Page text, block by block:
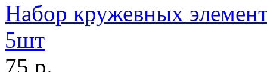
Набор кружевных
5шт
75 р.